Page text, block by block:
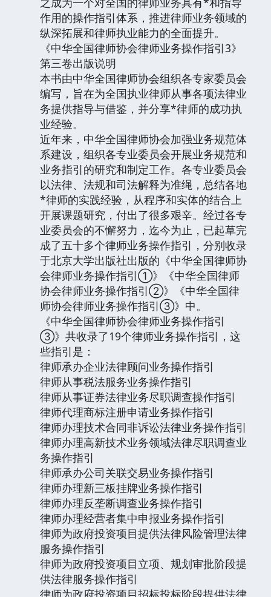
作用的操作指引体系，推进律师业务领域的
纵深拓展和律师执业能力的全面提升。
《中华全国律师协会律师业务操作指引3》
第三卷出版说明
本书由中华全国律师协会组织各专家委员会
编写，旨在为全国执业律师从事各项法律业
务提供指导与借鉴，并分享*律师的成功执
业经验。
近年来，中华全国律师协会加强业务规范体
系建设，组织各专业委员会开展业务规范和
业务指引的研究和制定工作。各专业委员会
以法律、法规和司法解释为准绳，总结各地
*律师的实践经验，从程序和实体的结合上
开展课题研究，付出了很多艰辛。经过各专
业委员会的不懈努力，迄今为止，已起草完
成了五十多个律师业务操作指引，分别收录
于北京大学出版社出版的《中华全国律师协
会律师业务操作指引①》《中华全国律师
协会律师业务操作指引②》《中华全国律
师协会律师业务操作指引③》中。
《中华全国律师协会律师业务操作指引
③》共收录了19个律师业务操作指引，这
些指引是：
律师承办企业法律顾问业务操作指引
律师从事税法服务业务操作指引
律师从事证券法律业务尽职调查操作指引
律师代理商标注册申请业务操作指引
律师办理技术合同非诉讼法律业务操作指引
律师办理高新技术业务领域法律尽职调查业
务操作指引
律师承办公司关联交易业务操作指引
律师办理新三板挂牌业务操作指引
律师办理反垄断调查业务操作指引
律师办理经营者集中申报业务操作指引
律师为政府投资项目提供法律风险管理法律
服务操作指引
律师为政府投资项目立项、规划审批阶段提
供法律服务操作指引
律师为政府投资项目招标投标阶段提供法律